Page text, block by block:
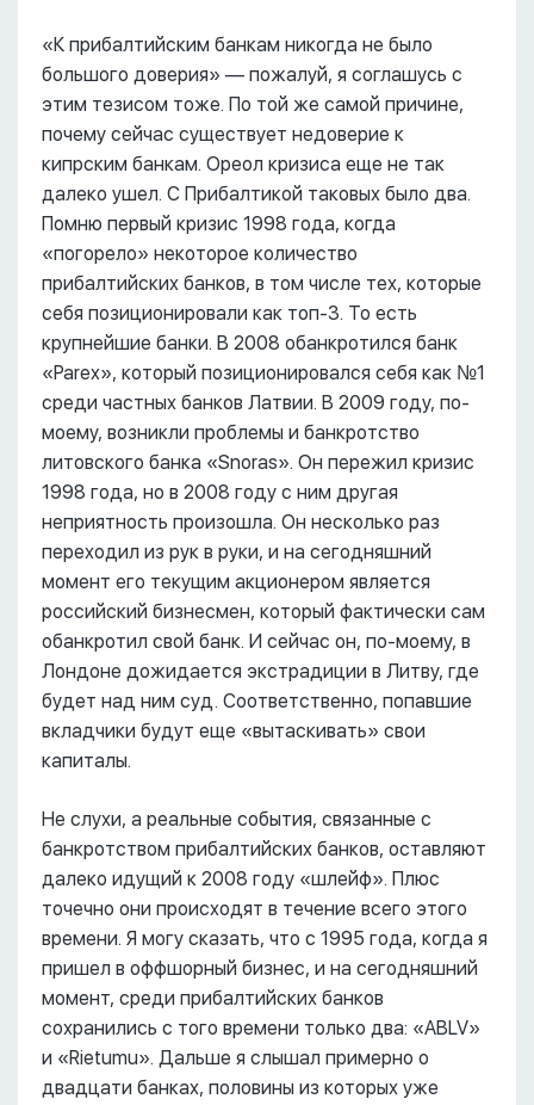
«К прибалтийским банкам никогда не было
большого доверия» –– пожалуй, я соглашусь с
этим тезисом тоже. По той же самой причине,
почему сейчас существует недоверие к
кипрским банкам. Ореол кризиса еще не так
далеко ушел. С Прибалтикой таковых было два.
Помню первый кризис 1998 года, когда
«погорело» некоторое количество
прибалтийских банков, в том числе тех, которые
себя позиционировали как топ-3. То есть
крупнейшие банки. В 2008 обанкротился банк
«Parex», который позиционировался себя как №1
среди частных банков Латвии. В 2009 году, по-
моему, возникли проблемы и банкротство
литовского банка «Snoras». Он пережил кризис
1998 года, но в 2008 году с ним другая
неприятность произошла. Он несколько раз
переходил из рук в руки, и на сегодняшний
момент его текущим акционером является
российский бизнесмен, который фактически сам
обанкротил свой банк. И сейчас он, по-моему, в
Лондоне дожидается экстрадиции в Литву, где
будет над ним суд. Соответственно, попавшие
вкладчики будут еще «вытаскивать» свои
капиталы.
Не слухи, а реальные события, связанные с
банкротством прибалтийских банков, оставляют
далеко идущий к 2008 году «шлейф». Плюс
точечно они происходят в течение всего этого
времени. Я могу сказать, что с 1995 года, когда я
пришел в оффшорный бизнес, и на сегодняшний
момент, среди прибалтийских банков
сохранились с того времени только два: «ABLV»
и «Rietumu». Дальше я слышал примерно о
двадцати банках, половины из которых уже